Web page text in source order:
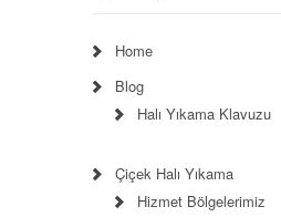
Home
Blog
Halı Yıkama Klavuzu
Çiçek Halı Yıkama
Hizmet Bölgelerimiz